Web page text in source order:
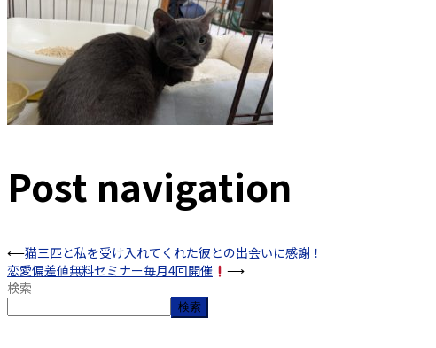
Post navigation
⟵猫三匹と私を受け入れてくれた彼との出会いに感謝！
恋愛偏差値無料セミナー毎月4回開催
⟶
検索
検索